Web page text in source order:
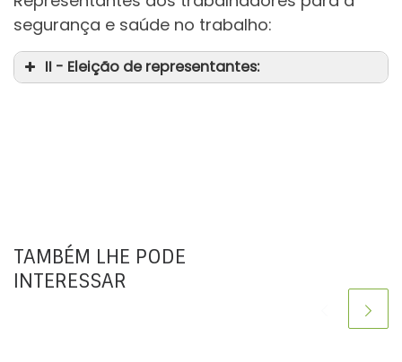
segurança e saúde no trabalho:
II - Eleição de representantes:
TAMBÉM LHE PODE
INTERESSAR